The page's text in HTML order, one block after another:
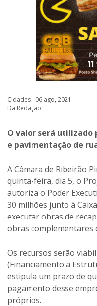
Cidades - 06 ago, 2021
Da Redação
O valor será utilizado
e pavimentação de
A Câmara de Ribeirão
quinta-feira, dia 5, o
autoriza o Poder
30 milhões junto à
executar obras de
obras complementares
Os recursos serão
(Financiamento à
estipula um prazo de
pagamento desse
próprios.